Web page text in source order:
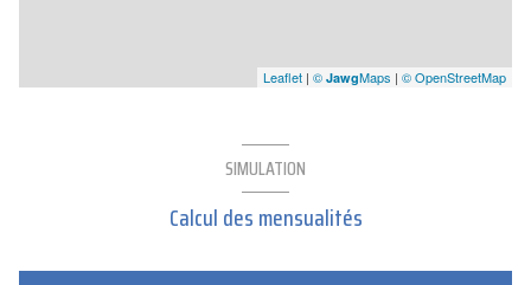
Leaflet | © JawgMaps | © OpenStreetMap
SIMULATION
Calcul des mensualités